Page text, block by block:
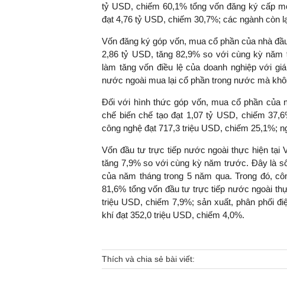
tỷ USD, chiếm 60,1% tổng vốn đăng ký cấp
đạt 4,76 tỷ USD, chiếm 30,7%; các ngành còn
Vốn đăng ký góp vốn, mua cổ phần của nhà
2,86 tỷ USD, tăng 82,9% so với cùng kỳ
làm tăng vốn điều lệ của doanh nghiệp với
nước ngoài mua lại cổ phần trong nước mà
Đối với hình thức góp vốn, mua cổ phần của
chế biến chế tạo đạt 1,07 tỷ USD, chiếm
công nghệ đạt 717,3 triệu USD, chiếm 25,1%;
Vốn đầu tư trực tiếp nước ngoài thực hiện tại
tăng 7,9% so với cùng kỳ năm trước. Đây là
của năm tháng trong 5 năm qua. Trong đó,
81,6% tổng vốn đầu tư trực tiếp nước ngoài
triệu USD, chiếm 7,9%; sản xuất, phân phối
khí đạt 352,0 triệu USD, chiếm 4,0%.
Thích và chia sẻ bài viết: